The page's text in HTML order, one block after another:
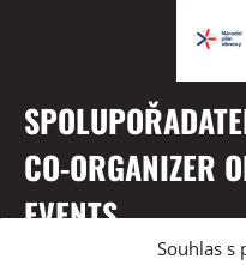
Souhlas s
CO-ORGANIZER
EVENTS